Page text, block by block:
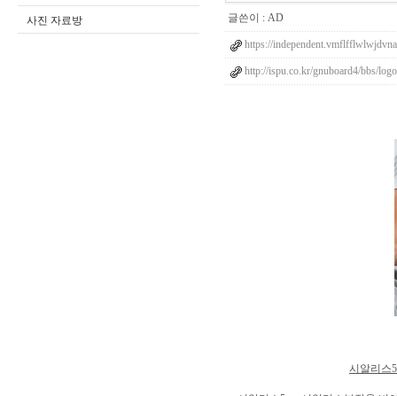
사진 자료방 글쓴이 : AD
https://
http://ispu.co.kr/gnuboard4/bbs/
시알리스